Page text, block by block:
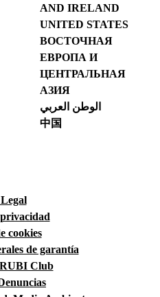
AND IRELAND
UNITED STATES
ВОСТОЧНАЯ
ЕВРОПА И
ЦЕНТРАЛЬНАЯ
АЗИЯ
الوطن العربي
中国
cookies
de garantía
Club